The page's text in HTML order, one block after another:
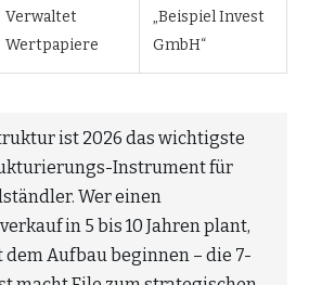
Verwaltet
Wertpapiere
„Beispiel Invest
GmbH“
ist 2026 das wichtigste
Instrument für
Wer einen
in 5 bis 10 Jahren plant,
Aufbau beginnen – die 7-